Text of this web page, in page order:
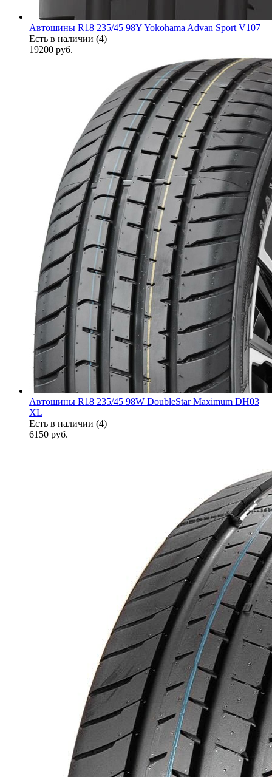
Автошины R18 235/45 98Y Yokohama Advan Sport V107
Есть в наличии (4)
19200 руб.
Автошины R18 235/45 98W DoubleStar Maximum DH03
XL
Есть в наличии (4)
6150 руб.